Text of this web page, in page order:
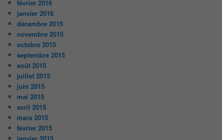
février 2016
janvier 2016
décembre 2015
novembre 2015
octobre 2015
septembre 2015
août 2015
juillet 2015
juin 2015
mai 2015
avril 2015
mars 2015
février 2015